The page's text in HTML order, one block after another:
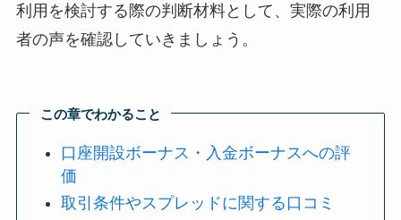
利用を検討する際の判断材料として、実際の利用
者の声を確認していきましょう。
この章でわかること
口座開設ボーナス・入金ボーナスへの評
価
取引条件やスプレッドに関する口コミ